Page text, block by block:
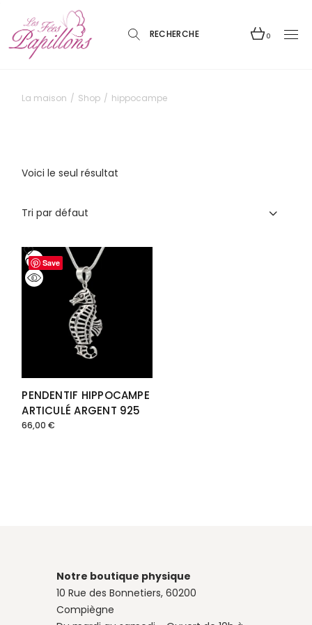
content 0
La maison Shop hippocampe
Voici le seul résultat
Tri par défaut
Save
PENDENTIF HIPPOCAMPE
ARTICULÉ ARGENT 925
66,00€
Notre boutique physique
10 Rue des Bonnetiers, 60200
Compiègne